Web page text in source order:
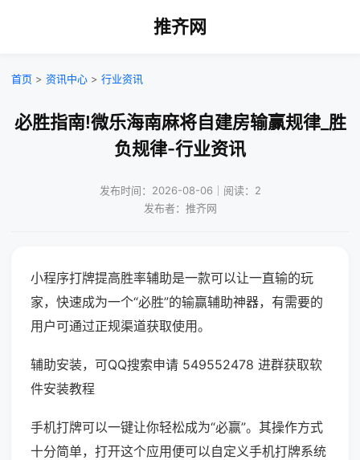
推齐网
首页 > 资讯中心 > 行业资讯
必胜指南!微乐海南麻将自建房输赢规律_胜
负规律-行业资讯
发布时间：2026-08-06｜阅读：2
发布者：推齐网
小程序打牌提高胜率辅助是一款可以让一直输的玩
家，快速成为一个“必胜”的输赢辅助神器，有需要的
用户可通过正规渠道获取使用。
辅助安装，可QQ搜索申请 549552478 进群获取软
件安装教程
手机打牌可以一键让你轻松成为“必赢”。其操作方式
十分简单，打开这个应用便可以自定义手机打牌系统